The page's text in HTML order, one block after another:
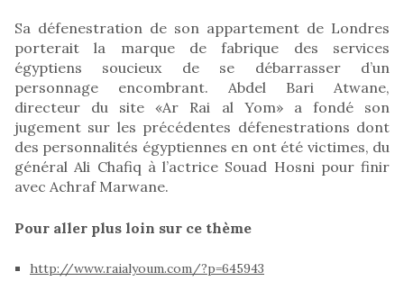
Sa défenestration de son appartement de Londres
porterait la marque de fabrique des services
égyptiens soucieux de se débarrasser d’un
personnage encombrant. Abdel Bari Atwane,
directeur du site «Ar Rai al Yom» a fondé son
jugement sur les précédentes défenestrations dont
des personnalités égyptiennes en ont été victimes, du
général Ali Chafiq à l’actrice Souad Hosni pour finir
avec Achraf Marwane.
Pour aller plus loin sur ce thème
http://www.raialyoum.com/?p=645943